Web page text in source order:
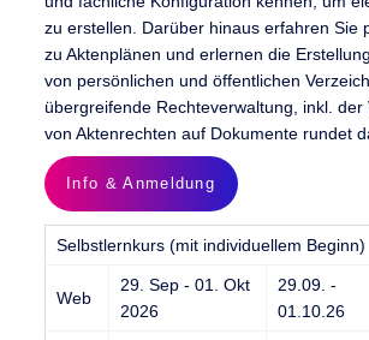
zu erstellen. Darüber hinaus erfahren Sie
zu Aktenplänen und erlernen die
von persönlichen und öffentlichen
übergreifende Rechteverwaltung, inkl. der
von Aktenrechten auf Dokumente rundet
Info & Anmeldung
Selbstlernkurs (mit individuellem Beginn)
Web
29. Sep - 01. Okt
2026
29.09. -
01.10.26